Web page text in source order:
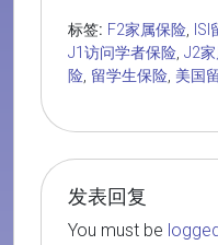
标签: F2家属保险,
J1访问学者保险, J2
险, 留学生保险, 美国
发表回复
You must be